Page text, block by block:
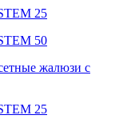
25
50
жалюзи с
25